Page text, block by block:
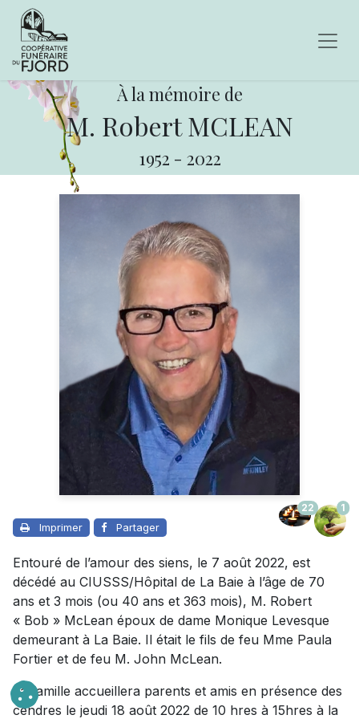
À la mémoire de
M. Robert MCLEAN
1952 - 2022
Imprimer Partager
22 1
Entouré de l’amour des siens, le 7 août 2022, est
décédé au CIUSSS/Hôpital de La Baie à l’âge de 70
ans et 3 mois (ou 40 ans et 363 mois), M. Robert
« Bob » McLean époux de dame Monique Levesque
demeurant à La Baie. Il était le fils de feu Mme Paula
Fortier et de feu M. John McLean.
La famille accueillera parents et amis en présence des
cendres le jeudi 18 août 2022 de 10 hres à 15hres à la